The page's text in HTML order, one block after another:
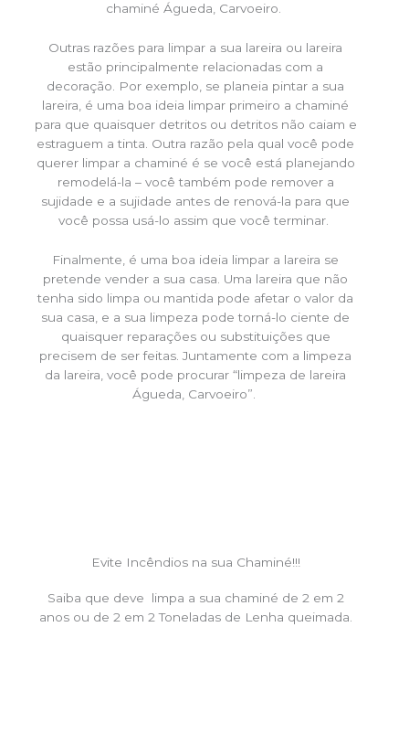
chaminé Águeda, Carvoeiro.
Outras razões para limpar a sua lareira ou lareira
estão principalmente relacionadas com a
decoração. Por exemplo, se planeia pintar a sua
lareira, é uma boa ideia limpar primeiro a chaminé
para que quaisquer detritos ou detritos não caiam e
estraguem a tinta. Outra razão pela qual você pode
querer limpar a chaminé é se você está planejando
remodelá-la – você também pode remover a
sujidade e a sujidade antes de renová-la para que
você possa usá-lo assim que você terminar.
Finalmente, é uma boa ideia limpar a lareira se
pretende vender a sua casa. Uma lareira que não
tenha sido limpa ou mantida pode afetar o valor da
sua casa, e a sua limpeza pode torná-lo ciente de
quaisquer reparações ou substituições que
precisem de ser feitas. Juntamente com a limpeza
da lareira, você pode procurar “limpeza de lareira
Águeda, Carvoeiro”.
Evite Incêndios na sua Chaminé!!!
Saiba que deve limpa a sua chaminé de 2 em 2
anos ou de 2 em 2 Toneladas de Lenha queimada.